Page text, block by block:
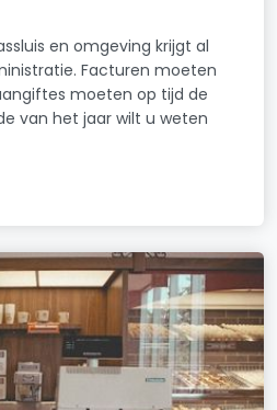
en omgeving krijgt al
Facturen moeten
moeten op tijd de
van het jaar wilt u weten